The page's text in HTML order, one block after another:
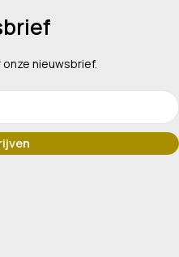
nieuwsbrief.